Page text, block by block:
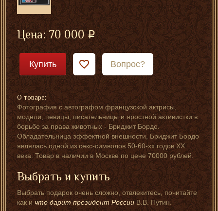
Цена:70 000
Купить Вопрос?
О товаре:
Фотография с автографом французской актрисы,
модели, певицы, писательницы и яростной активистки в
борьбе за права животных - Бриджит Бордо.
Обладательница эффектной внешности, Бриджит Бордо
являлась одной из секс-символов 50-60-хх годов XX
века. Товар в наличии в Москве по цене 70000 рублей.
Выбрать и купить
Выбрать подарок очень сложно, отвлекитесь, почитайте
как ичто дарит президент РоссииВ.В. Путин.